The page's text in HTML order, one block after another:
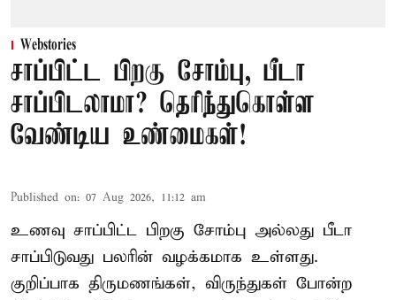
Webstories
சாப்பிட்ட பிறகு சோம்பு, பீடா
சாப்பிடலாமா? தெரிந்துகொள்ள
வேண்டிய உண்மைகள்!
Published on: 07 Aug 2026, 11:12 am
உணவு சாப்பிட்ட பிறகு சோம்பு அல்லது பீடா
சாப்பிடுவது பலரின் வழக்கமாக உள்ளது.
குறிப்பாக திருமணங்கள், விருந்துகள் போன்ற